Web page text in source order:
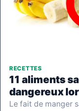
RECETTES
11 aliments
dangereux
Le fait de manger